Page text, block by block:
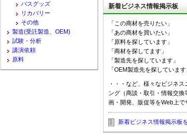
新着ビジネス情報掲示板
「この商材を売りたい」
「あの商材を買いたい」
「原料を探しています」
「商材を探してます」
「製造先を探しています」
「OEM製造先を探しています
・・・など、様々なビジネ
ング（商談・取引・情報交
画・開発、販促等をWeb上で
新着ビジネス情報掲示板
バスグッズ
リカバリー
その他
製造(受託製造、OEM)
試験・分析
講演依頼
原料